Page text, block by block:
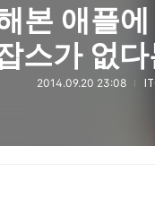
본 애플
스가 없다
2014.09.20 23:08 IT